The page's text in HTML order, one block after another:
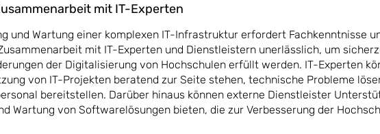
mit IT-Experten
und Wartung einer komplexen IT-Infrastruktur erfordert Fachkenntnisse
mit IT-Experten und Dienstleistern unerlässlich, um
der Digitalisierung von Hochschulen erfüllt werden. IT-Experten
von IT-Projekten beratend zur Seite stehen, technische Probleme
bereitstellen. Darüber hinaus können externe Dienstleister
Wartung von Softwarelösungen bieten, die zur Verbesserung der